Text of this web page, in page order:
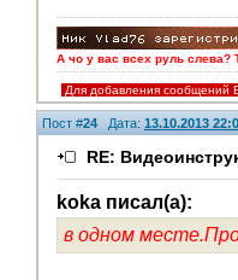
А чо у вас всех руль слева?
Для добавления сообщений
Пост #24Дата: 13.10.2013
RE:
koka писал(а):
в одном